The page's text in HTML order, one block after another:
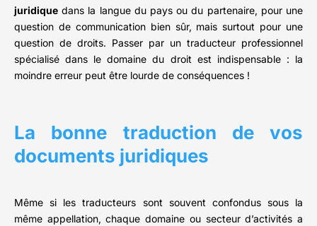
juridique dans la langue du pays ou du partenaire, pour une
question de communication bien sûr, mais surtout pour une
question de droits. Passer par un traducteur professionnel
spécialisé dans le domaine du droit est indispensable : la
moindre erreur peut être lourde de conséquences !
La bonne traduction de vos
documents juridiques
Même si les traducteurs sont souvent confondus sous la
même appellation, chaque domaine ou secteur d’activités a